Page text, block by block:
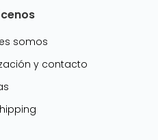
somos
y contacto